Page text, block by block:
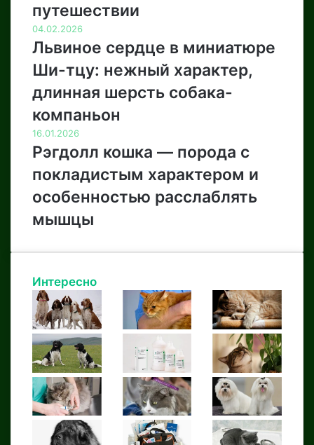
путешествии
04.02.2026
Львиное сердце в миниатюре
Ши-тцу: нежный характер,
длинная шерсть собака-
компаньон
16.01.2026
Рэгдолл кошка — порода с
покладистым характером и
особенностью расслаблять
мышцы
Интересно